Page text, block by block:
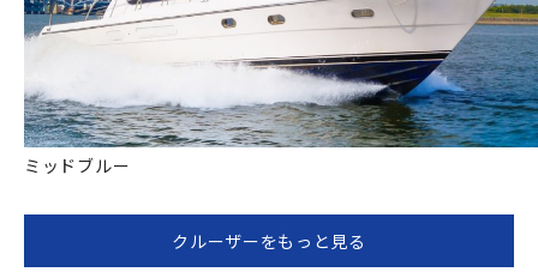
ミッドブルー
クルーザーをもっと見る